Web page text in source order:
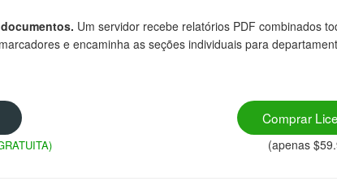
Um servidor recebe relatórios PDF combinados
e encaminha as seções individuais para
Comprar
(apenas